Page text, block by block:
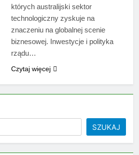
których australijski sektor
technologiczny zyskuje na
znaczeniu na globalnej scenie
biznesowej. Inwestycje i polityka
rządu…
Czytaj więcej
SZUKAJ